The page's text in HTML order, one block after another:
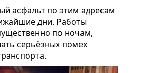
асфальт по этим адресам
дни. Работы
по ночам,
серьёзных помех